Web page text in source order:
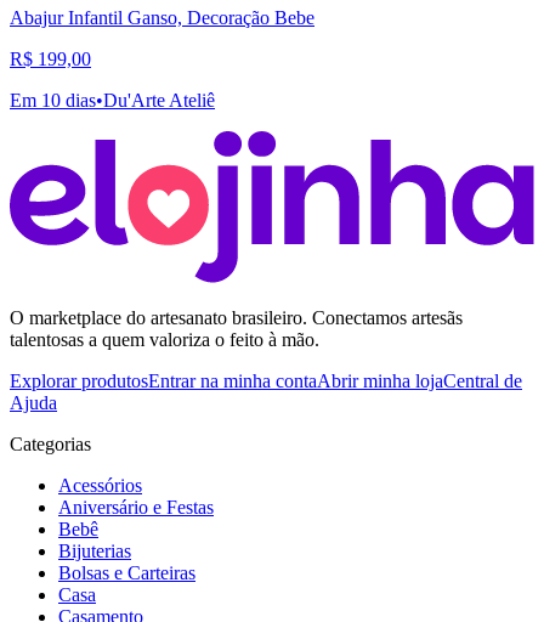
Abajur Infantil Ganso, Decoração Bebe
R$ 199,00
Em 10 dias•Du'Arte Ateliê
O marketplace do artesanato brasileiro. Conectamos artesãs
talentosas a quem valoriza o feito à mão.
Explorar produtosEntrar na minha contaAbrir minha lojaCentral de
Ajuda
Categorias
Acessórios
Aniversário e Festas
Bebê
Bijuterias
Bolsas e Carteiras
Casa
Casamento